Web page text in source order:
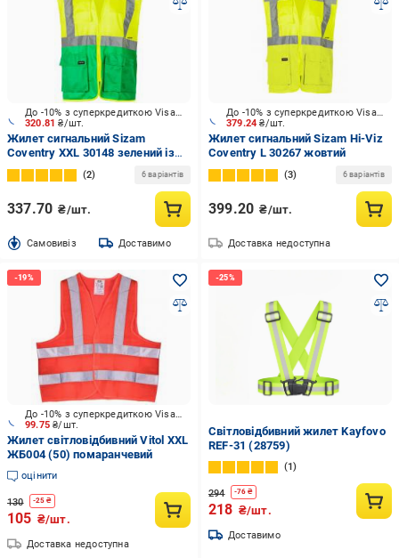
320.81₴/шт.
До -10% з суперкредиткою Visa Вигода
Жилет сигнальний Sizam
Coventry XXL 30148 зелений із
жовтим
2 6 варіантів
337.70 ₴/шт.
Cамовивіз Доставимо
379.24₴/шт.
До -10% з суперкредиткою Visa Вигода
Жилет сигнальний Sizam Hi-Viz
Coventry L 30267 жовтий
3 6 варіантів
399.20 ₴/шт.
Доставка недоступна
99.75₴/шт.
До -10% з суперкредиткою Visa Вигода
Жилет світловідбивний Vitol XXL
ЖБ004 (50) помаранчевий
оцінити
130 -25 ₴
105 ₴/шт.
Доставка недоступна
Світловідбивний жилет Kayfovo
REF-31 (28759)
1
294 -76 ₴
218 ₴/шт.
Доставимо